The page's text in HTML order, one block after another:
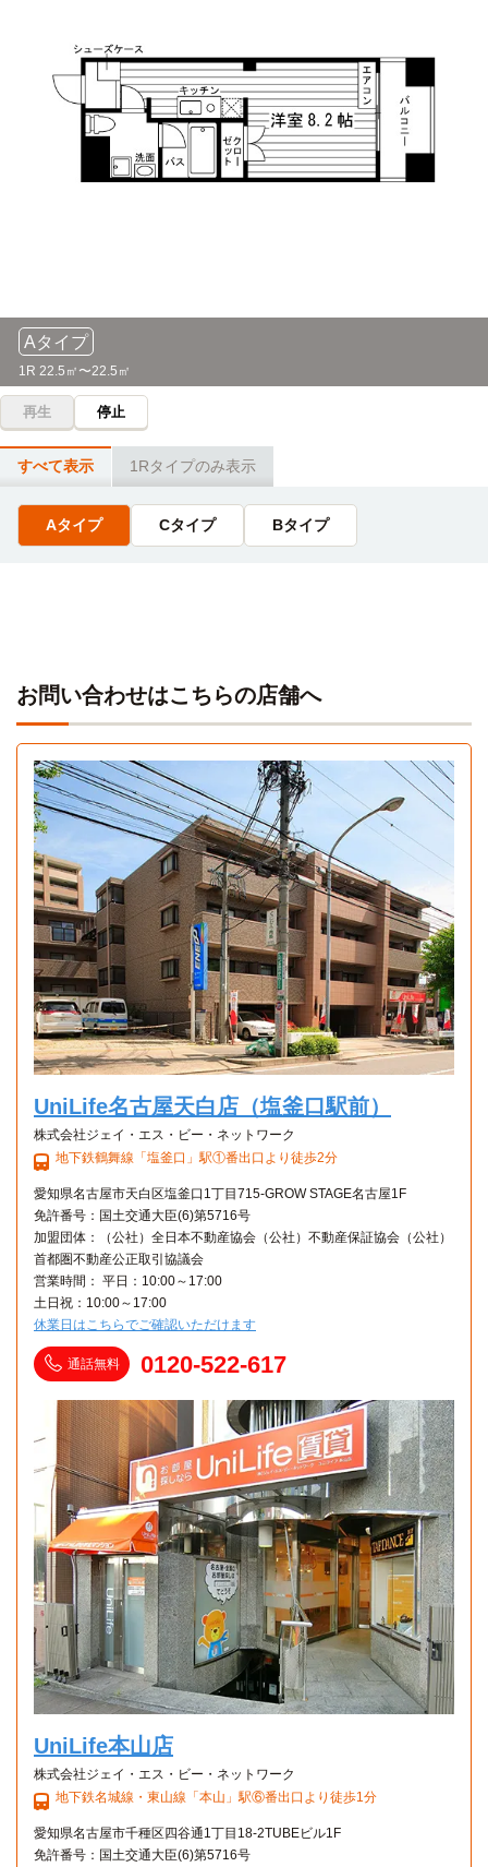
椙山女学園大学(星が丘キャンパス) 電車
18分
「八事」駅→（地下鉄名城線8分）→「本山」駅（6分）
→（地下鉄東山線4分）→「星ヶ丘」駅
Aタイプ
1R 22.5㎡〜22.5㎡
Aタイプ
1R 22.5㎡〜22.5㎡
再生 停止
すべて表示 1Rタイプのみ表示
Aタイプ Cタイプ Bタイプ
お問い合わせはこちらの店舗へ
UniLife名古屋天白店（塩釜口駅前）
株式会社ジェイ・エス・ビー・ネットワーク
地下鉄鶴舞線「塩釜口」駅①番出口より徒歩2分
愛知県名古屋市天白区塩釜口1丁目715-GROW STAGE名古屋1F
免許番号：国土交通大臣(6)第5716号
加盟団体：（公社）全日本不動産協会（公社）不動産保証協会（公社）
首都圏不動産公正取引協議会
営業時間： 平日：10:00～17:00
土日祝：10:00～17:00
休業日はこちらでご確認いただけます
通話無料 0120-522-617
UniLife本山店
株式会社ジェイ・エス・ビー・ネットワーク
地下鉄名城線・東山線「本山」駅⑥番出口より徒歩1分
愛知県名古屋市千種区四谷通1丁目18-2TUBEビル1F
免許番号：国土交通大臣(6)第5716号